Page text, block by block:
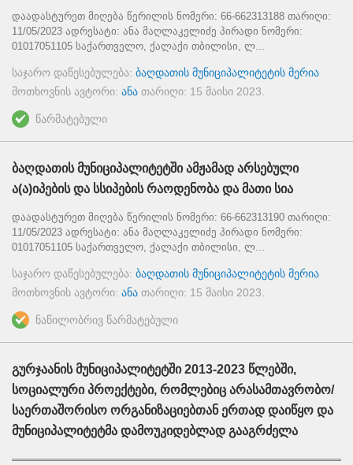
დაადასტურეთ მიღება წერილის ნომერი: 66-662313188 თარიღი:
11/05/2023 ადრესატი: ანა მაღლაკელიძე პირადი ნომერი:
01017051105 საქართველო, ქალაქი თბილისი, ლ...
საჯარო დაწესებულება: ბაღდათის მუნიციპალიტეტის მერია
მოთხოვნის ავტორი: ანა თარიღი: 15 მაისი 2023
წარმატებული
ბაღდათის მუნიციპალიტეტში ამჟამად არსებული
ა(ა)იპების და სსიპების რაოდენობა და მათი სია
დაადასტურეთ მიღება წერილის ნომერი: 66-662313190 თარიღი:
11/05/2023 ადრესატი: ანა მაღლაკელიძე პირადი ნომერი:
01017051105 საქართველო, ქალაქი თბილისი, ლ...
საჯარო დაწესებულება: ბაღდათის მუნიციპალიტეტის მერია
მოთხოვნის ავტორი: ანა თარიღი: 15 მაისი 2023
ნაწილობრივ წარმატებული
გურჯაანის მუნიციპალიტეტში 2013-2023 წლებში,
სოციალური პროექტები, რომლებიც არასამთავრობო/
საერთაშორისო ორგანიზაციებთან ერთად დაიწყო და
მუნიციპალიტეტმა დამოუკიდებლად გააგრძელა